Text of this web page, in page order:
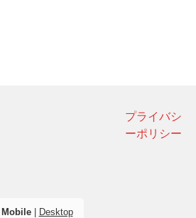
プライバシ
ーポリシー
Mobile| Desktop